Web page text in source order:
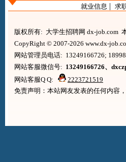
就业信息 | 求
版权所有: 大学生招聘网 dx-job.com
CopyRight © 2007-2026 www.dx-
网站管理员电话: 13249166726;
网站客服微信号: 13249166726、
网站客服Q Q:
2223721519
免责声明：本站网友发表的任何内容